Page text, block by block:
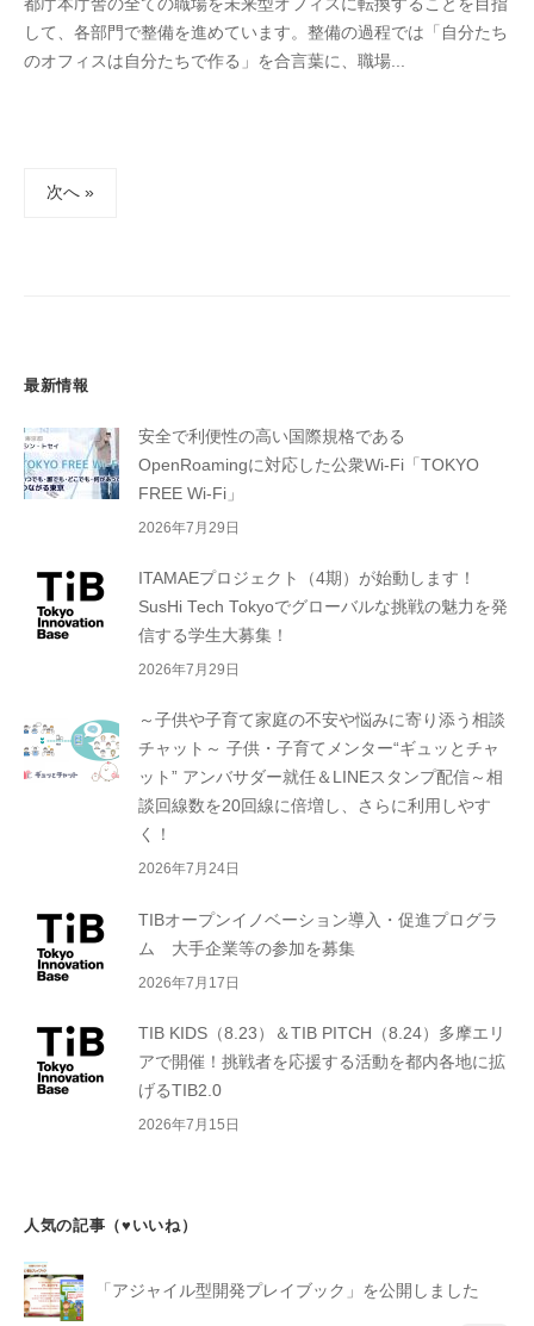
都庁本庁舎の全ての職場を未来型オフィスに転換することを目指
して、各部門で整備を進めています。整備の過程では「自分たち
のオフィスは自分たちで作る」を合言葉に、職場...
送
次へ »
最新情報
安全で利便性の高い国際規格である
OpenRoamingに対応した公衆Wi-Fi「TOKYO
FREE Wi-Fi」
2026年7月29日
ITAMAEプロジェクト（4期）が始動します！
SusHi Tech Tokyoでグローバルな挑戦の魅力を発
信する学生大募集！
2026年7月29日
～子供や子育て家庭の不安や悩みに寄り添う相談
チャット～ 子供・子育てメンター“ギュッとチャ
ット” アンバサダー就任＆LINEスタンプ配信～相
談回線数を20回線に倍増し、さらに利用しやす
く！
2026年7月24日
TIBオープンイノベーション導入・促進プログラ
ム 大手企業等の参加を募集
2026年7月17日
TIB KIDS（8.23）＆TIB PITCH（8.24）多摩エリ
アで開催！挑戦者を応援する活動を都内各地に拡
げるTIB2.0
2026年7月15日
人気の記事（♥いいね）
「アジャイル型開発プレイブック」を公開しました